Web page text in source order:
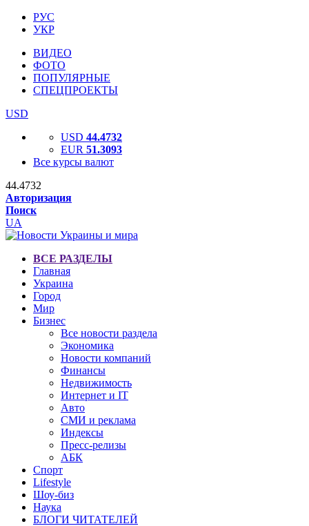
РУС
УКР
ВИДЕО
ФОТО
ПОПУЛЯРНЫЕ
СПЕЦПРОЕКТЫ
USD
USD 44.4732
EUR 51.3093
Все курсы валют
44.4732
Авторизация
Поиск
UA
ВСЕ РАЗДЕЛЫ
Главная
Украина
Город
Мир
Бизнес
Все новости раздела
Экономика
Новости компаний
Финансы
Недвижимость
Интернет и IT
Авто
СМИ и реклама
Индексы
Пресс-релизы
АБК
Спорт
Lifestyle
Шоу-биз
Наука
БЛОГИ ЧИТАТЕЛЕЙ